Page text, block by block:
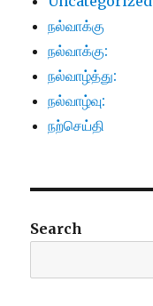
நல்வாக்கு
நல்வாக்கு:
நல்வாழ்த்து:
நல்வாழ்வு:
நற்செய்தி
Search